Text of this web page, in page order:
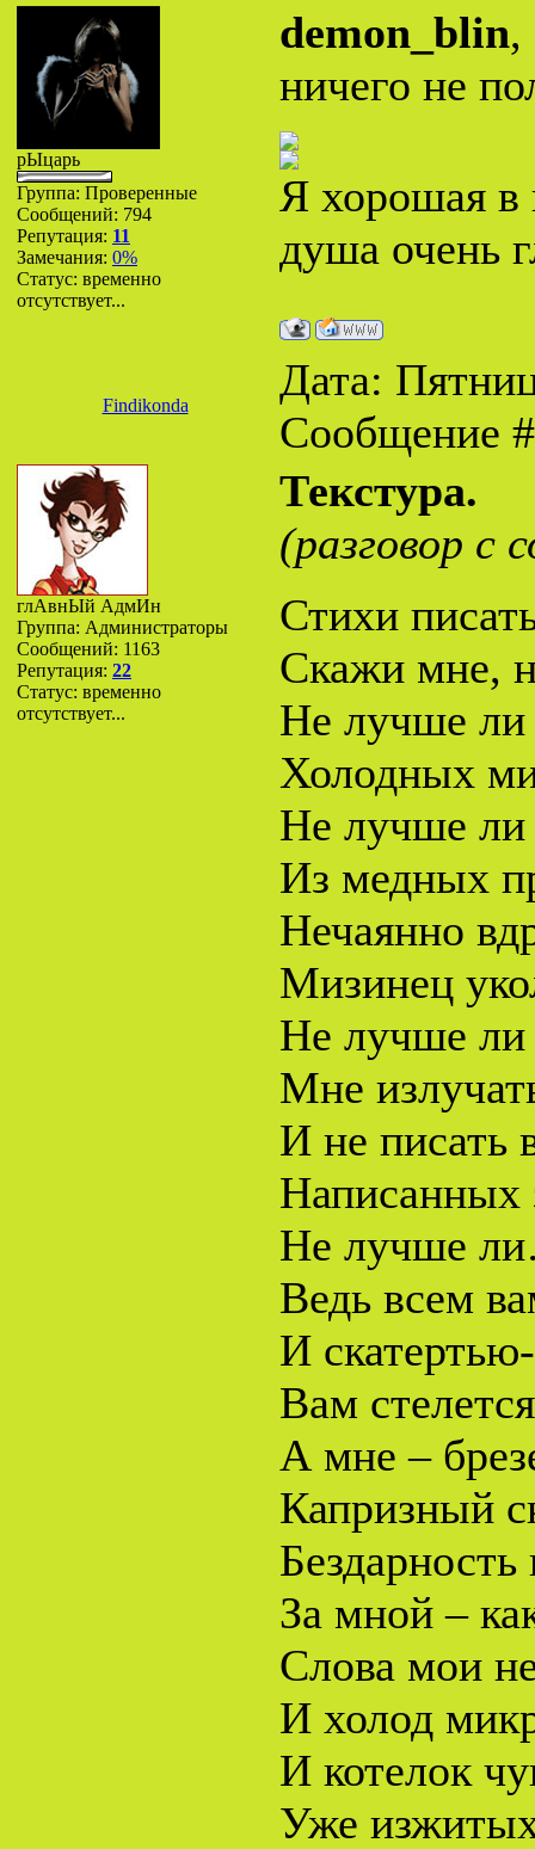
рЫцарь
Группа: Проверенные
Сообщений: 794
Репутация: 11
Замечания: 0%
Статус: временно
отсутствует...
demon_blin,
ничего не
Я хорошая в
душа очень
Findikonda
Дата:
Сообщение
глАвнЫй АдмИн
Группа: Администраторы
Сообщений: 1163
Репутация: 22
Статус: временно
отсутствует...
Текстура.
(разговор с
Стихи
Скажи мне,
Не лучше ли
Холодных
Не лучше ли
Из медных
Нечаянно
Мизинец
Не лучше ли
Мне
И не писать
Написанных
Не лучше
Ведь всем
И
Вам
А мне –
Капризный
За мной –
Слова мои
И холод
И котелок
Уже